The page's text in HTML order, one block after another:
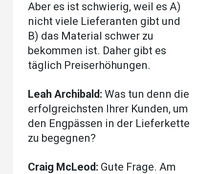
Aber es ist schwierig, weil es A)
nicht viele Lieferanten gibt und
B) das Material schwer zu
bekommen ist. Daher gibt es
täglich Preiserhöhungen.
Leah Archibald: Was tun denn die
erfolgreichsten Ihrer Kunden, um
den Engpässen in der Lieferkette
zu begegnen?
Craig McLeod: Gute Frage. Am